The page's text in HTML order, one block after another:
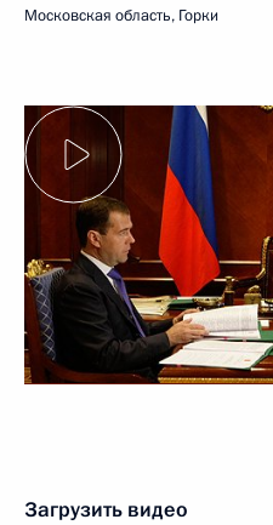
Московская область, Горки
Загрузить видео